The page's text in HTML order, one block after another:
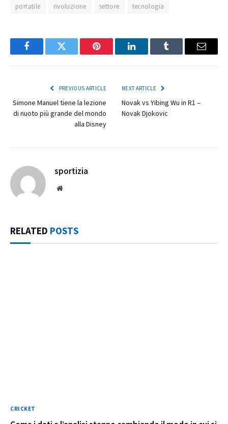
portatile rivoluzione settore tecnologia
FacebookTwitter Pinterest LinkedInTumblr Email
PREVIOUS ARTICLE
Simone Manuel tiene la lezione
di nuoto più grande del mondo
alla Disney
NEXT ARTICLE
Novak vs Yibing Wu in R1 –
Novak Djokovic
sportizia
Website
RELATED POSTS
CRICKET